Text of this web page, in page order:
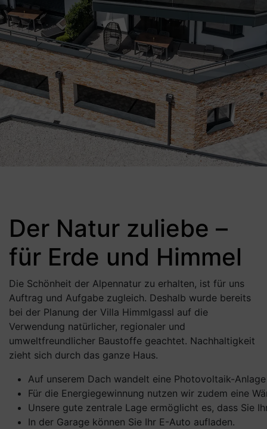
Der Natur zuliebe –
für Erde und Himmel
Die Schönheit der Alpennatur zu erhalten, ist für uns
Auftrag und Aufgabe zugleich. Deshalb wurde bereits
bei der Planung der Villa Himmlgassl auf die
Verwendung natürlicher, regionaler und
umweltfreundlicher Baustoffe geachtet. Nachhaltigkeit
zieht sich durch das ganze Haus.
Auf unserem Dach wandelt eine Photovoltaik-
Für die Energiegewinnung nutzen wir zudem eine
Unsere gute zentrale Lage ermöglicht es, dass Sie
In der Garage können Sie Ihr E-Auto aufladen.